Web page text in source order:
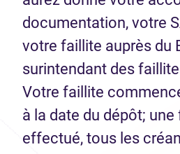
documentation, votre
votre faillite auprès du
surintendant des
Votre faillite
à la date du dépôt;
effectué, tous les